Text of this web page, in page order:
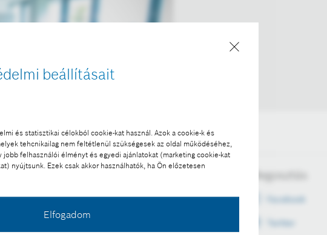
beállításait
és statisztikai célokból cookie-kat használ. Azok a cookie-k és
tehcnikailag nem feltétlenül szükségesek az oldal működéséhez,
jobb felhasználói élményt és egyedi ajánlatokat (marketing cookie-kat
nyújtsunk. Ezek csak akkor használhatók, ha Ön előzetesen
Elfogadom
Megosztás
Facebook
Twitter